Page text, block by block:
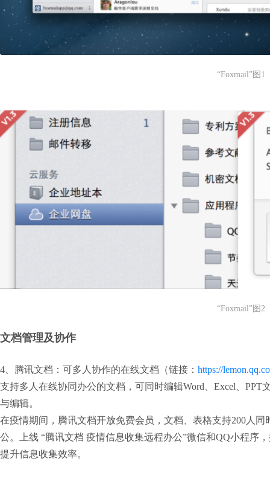
“Foxmail”图1
“Foxmail”图2
文档管理及协作
4、腾讯文档：可多人协作的在线文档（链接： https://
支持多人在线协同办公的文档，可同时编辑Word、Excel、
与编辑。
在疫情期间，腾讯文档开放免费会员，文档、表格支持200人
公。上线 “腾讯文档 疫情信息收集远程办公”微信和QQ小程序
提升信息收集效率。